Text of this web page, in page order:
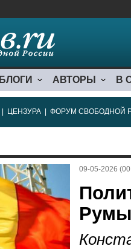
БЛОГИ АВТОРЫ В
ЦЕНЗУРА ФОРУМ СВОБОДНОЙ
09-05-2026